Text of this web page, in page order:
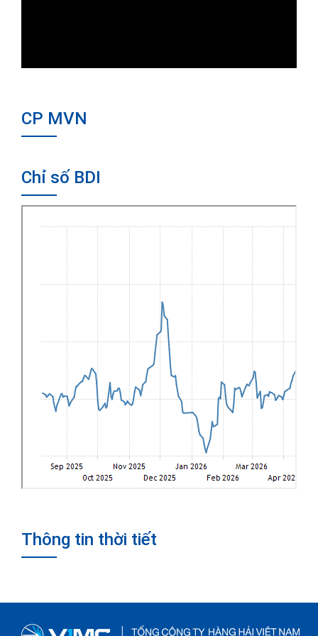
CP MVN
Chỉ số BDI
Thông tin thời tiết